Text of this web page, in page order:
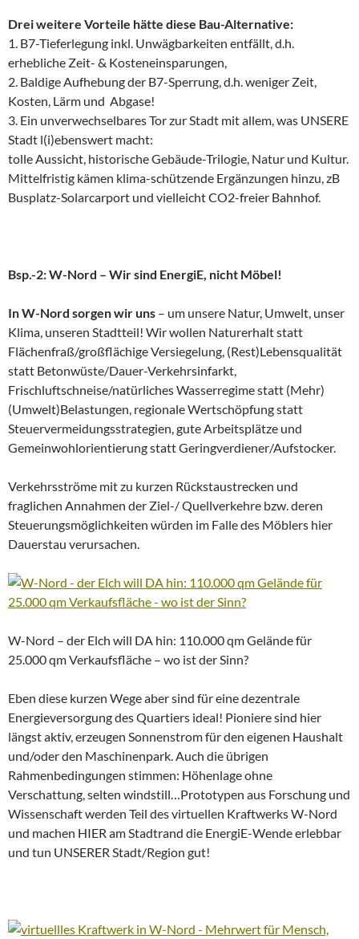
Drei weitere Vorteile hätte diese Bau-Alternative:
1. B7-Tieferlegung inkl. Unwägbarkeiten entfällt, d.h.
erhebliche Zeit- & Kosteneinsparungen,
2. Baldige Aufhebung der B7-Sperrung, d.h. weniger Zeit,
Kosten, Lärm und Abgase!
3. Ein unverwechselbares Tor zur Stadt mit allem, was UNSERE
Stadt l(i)ebenswert macht:
tolle Aussicht, historische Gebäude-Trilogie, Natur und Kultur.
Mittelfristig kämen klima-schützende Ergänzungen hinzu, zB
Busplatz-Solarcarport und vielleicht CO2-freier Bahnhof.
Bsp.-2: W-Nord – Wir sind EnergiE, nicht Möbel!
In W-Nord sorgen wir uns – um unsere Natur, Umwelt, unser
Klima, unseren Stadtteil! Wir wollen Naturerhalt statt
Flächenfraß/großflächige Versiegelung, (Rest)Lebensqualität
statt Betonwüste/Dauer-Verkehrsinfarkt,
Frischluftschneise/natürliches Wasserregime statt (Mehr)
(Umwelt)Belastungen, regionale Wertschöpfung statt
Steuervermeidungsstrategien, gute Arbeitsplätze und
Gemeinwohlorientierung statt Geringverdiener/Aufstocker.
Verkehrsströme mit zu kurzen Rückstaustrecken und
fraglichen Annahmen der Ziel-/ Quellverkehre bzw. deren
Steuerungsmöglichkeiten würden im Falle des Möblers hier
Dauerstau verursachen.
W-Nord – der Elch will DA hin: 110.000 qm Gelände für
25.000 qm Verkaufsfläche – wo ist der Sinn?
Eben diese kurzen Wege aber sind für eine dezentrale
Energieversorgung des Quartiers ideal! Pioniere sind hier
längst aktiv, erzeugen Sonnenstrom für den eigenen Haushalt
und/oder den Maschinenpark. Auch die übrigen
Rahmenbedingungen stimmen: Höhenlage ohne
Verschattung, selten windstill…Prototypen aus Forschung und
Wissenschaft werden Teil des virtuellen Kraftwerks W-Nord
und machen HIER am Stadtrand die EnergiE-Wende erlebbar
und tun UNSERER Stadt/Region gut!